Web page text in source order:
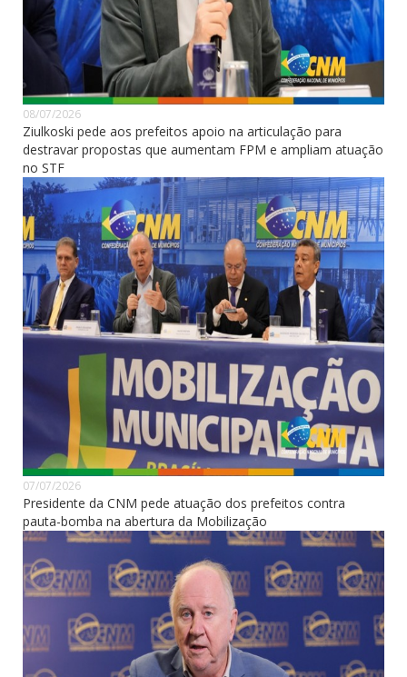
08/07/2026
Ziulkoski pede aos prefeitos apoio na articulação para
destravar propostas que aumentam FPM e ampliam atuação
no STF
07/07/2026
Presidente da CNM pede atuação dos prefeitos contra
pauta-bomba na abertura da Mobilização